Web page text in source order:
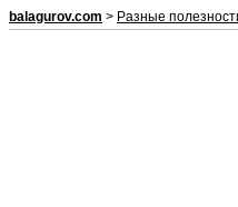
balagurov.com > Разные